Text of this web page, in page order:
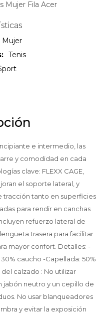
Mujer Fila Acer
Mujer
Tenis
e intermedio, las
y comodidad en cada
clave: FLEXX CAGE,
el soporte lateral, y
tracción tanto en superficies
para rendir en canchas
refuerzo lateral de
trasera para facilitar
mayor confort. Detalles: -
30% caucho -Capellada: 50%
del calzado : No utilizar
jabón neutro y un cepillo de
No usar blanqueadores
y evitar la exposición